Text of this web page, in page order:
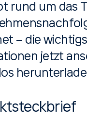
rund um das
– die
jetzt